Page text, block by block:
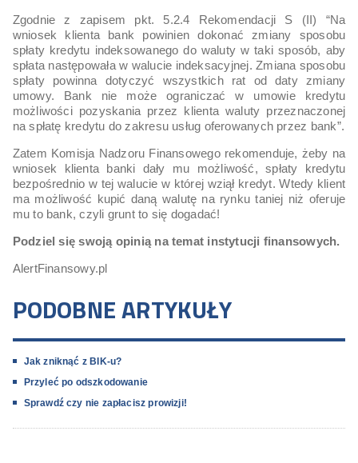
Zgodnie z zapisem pkt. 5.2.4 Rekomendacji S (II) “Na
wniosek klienta bank powinien dokonać zmiany sposobu
spłaty kredytu indeksowanego do waluty w taki sposób, aby
spłata następowała w walucie indeksacyjnej. Zmiana sposobu
spłaty powinna dotyczyć wszystkich rat od daty zmiany
umowy. Bank nie może ograniczać w umowie kredytu
możliwości pozyskania przez klienta waluty przeznaczonej
na spłatę kredytu do zakresu usług oferowanych przez bank”.
Zatem Komisja Nadzoru Finansowego rekomenduje, żeby na
wniosek klienta banki dały mu możliwość, spłaty kredytu
bezpośrednio w tej walucie w której wziął kredyt. Wtedy klient
ma możliwość kupić daną walutę na rynku taniej niż oferuje
mu to bank, czyli grunt to się dogadać!
Podziel się swoją opinią na temat instytucji finansowych.
AlertFinansowy.pl
PODOBNE ARTYKUŁY
Jak zniknąć z BIK-u?
Przyleć po odszkodowanie
Sprawdź czy nie zapłacisz prowizji!